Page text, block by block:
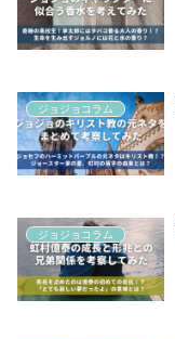
ジョジョコラム
ジョジョコラム